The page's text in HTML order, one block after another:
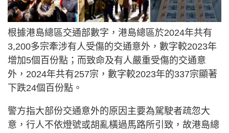
根據港島總區交通部數字，港島總區於2024年共有
3,200多宗牽涉有人受傷的交通意外，數字較2023年
增加5個百份點；而致命及有人嚴重受傷的交通意
外，2024年共有257宗，數字較2023年的337宗顯著
下跌24個百份點。
警方指大部份交通意外的原因主要為駕駛者疏忽大
意，行人不依燈號或胡亂橫過馬路所引致，故港島總